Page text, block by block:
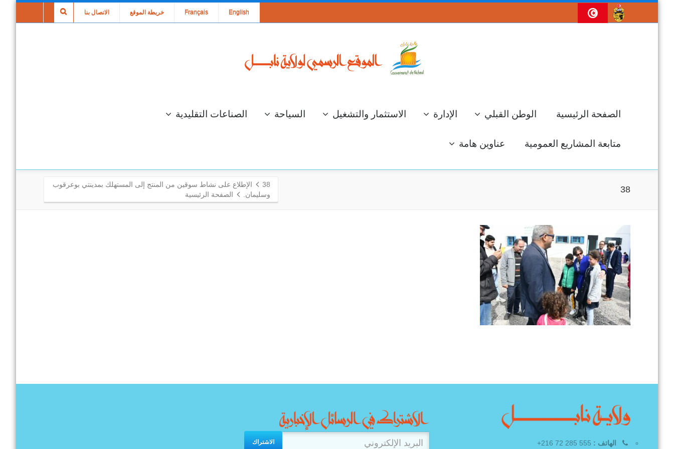
الاتصال بنا خريطة الموقع Français English
الصفحة الرئيسية الوطن القبلي الإدارة الاستثمار والتشغيل السياحة الصناعات التقليدية
متابعة المشاريع العمومية عناوين هامة
38
38
الإطلاع على نشاط سوقين من المنتج إلى المستهلك بمدينتي بوعرقوب
وسليمان.
الصفحة الرئيسية
الاشتراك الهاتف :